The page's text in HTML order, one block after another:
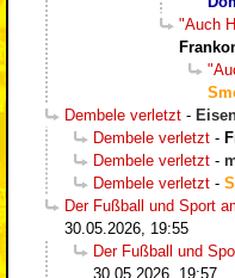
"Auch
Dembele verletzt -
Dembele verletzt -
Dembele verletzt -
Dembele verletzt -
Der Fußball und Sport
30.05.2026, 19:55
Der Fußball und
30.05.2026, 19:57